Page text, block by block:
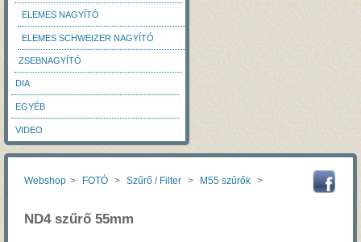
ELEMES NAGYÍTÓ
ELEMES SCHWEIZER NAGYÍTÓ
ZSEBNAGYÍTÓ
DIA
EGYÉB
VIDEO
Webshop > FOTÓ > Szűrő / Filter > M55 szűrők >
ND4 szűrő 55mm